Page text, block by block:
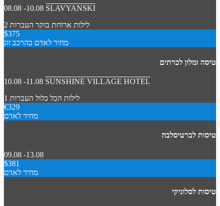
08.08 -10.08 SLAVYANSKI
2 לילות ארוחת בוקר העברות
$375
מחיר לאדם בהרכב זוג
טיסה ומלון לכרתים
10.08 -11.08 SUNSHINE VILLAGE HOTEL
1 לילות הכל כלול העברות
€329
מחיר לאדם
טיסות לברטיסלבה
09.08 -13.08
$381
מחיר לאדם
טיסות לסלוניקי